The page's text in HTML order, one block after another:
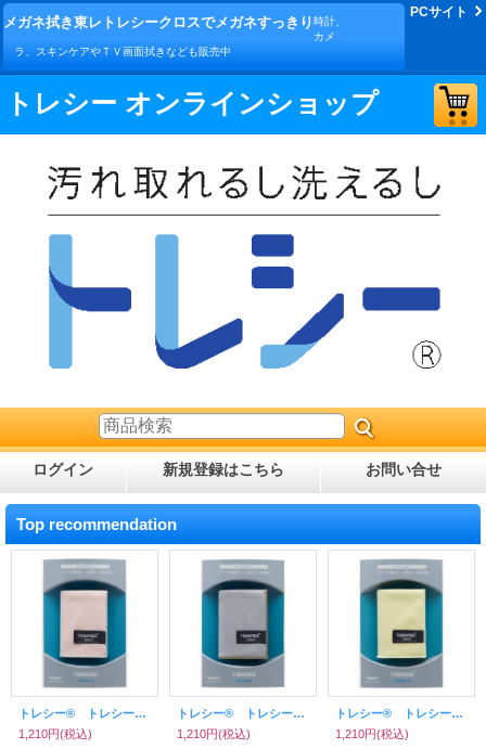
メガネ拭き東レトレシークロスでメガネすっきり時計、
カメ
ラ、スキンケアやＴＶ画面拭きなども販売中
PCサイト
トレシー オンラインショップ
ログイン 新規登録はこちら お問い合せ
Top recommendation
トレシー® トレシーPREMIUM K1928-PREMIUM G106 ピンク
1,210円(税込)
トレシー® トレシーPREMIUM K1928-PREMIUM G101 グレー
1,210円(税込)
トレシー® トレシーPREMIUM K1928-PREMIUM G104 イエロー
1,210円(税込)